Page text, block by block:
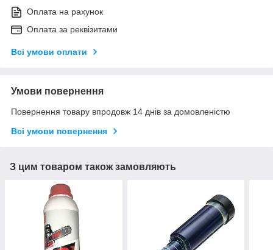
Оплата на рахунок
Оплата за реквізитами
Всі умови оплати
Умови повернення
Повернення товару впродовж 14 днів за домовленістю
Всі умови повернення
З цим товаром також замовляють